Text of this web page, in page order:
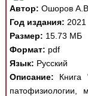
Автор: Ошоров
Год издания: 2021
Размер: 15.73 МБ
Формат: pdf
Язык: Русский
Описание: Книга
патофизиологии,